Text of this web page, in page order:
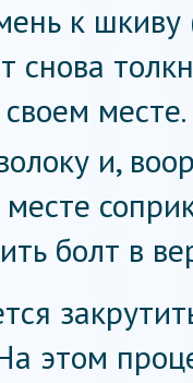
к
снова
месте.
и,
месте
болт в
этом